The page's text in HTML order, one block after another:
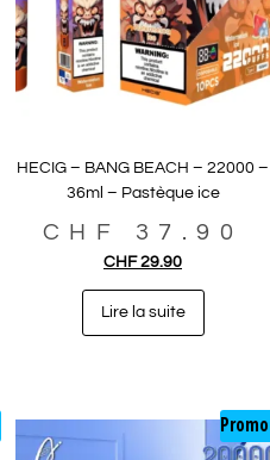
HECIG – BANG BEACH – 22000 –
36ml – Pastèque ice
CHF 37.90
CHF29.90
Lire la suite